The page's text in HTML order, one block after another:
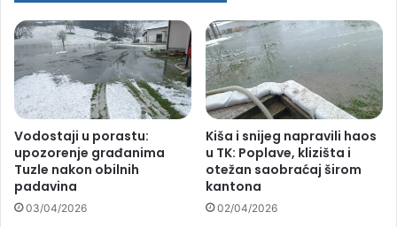
Vodostaji u porastu:
upozorenje građanima
Tuzle nakon obilnih
padavina
03/04/2026
Kiša i snijeg napravili haos
u TK: Poplave, klizišta i
otežan saobraćaj širom
kantona
02/04/2026